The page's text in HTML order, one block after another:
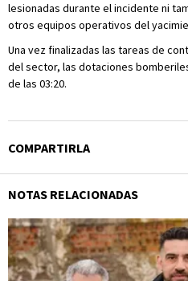
lesionadas durante el incidente ni
otros equipos operativos del
Una vez finalizadas las tareas de
del sector, las dotaciones
de las 03:20.
COMPARTIRLA
NOTAS RELACIONADAS